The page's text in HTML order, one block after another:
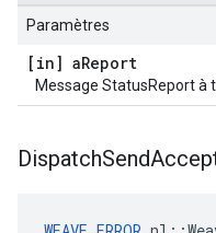
Paramètres
[in] aReport
Message StatusReport à
DispatchSend